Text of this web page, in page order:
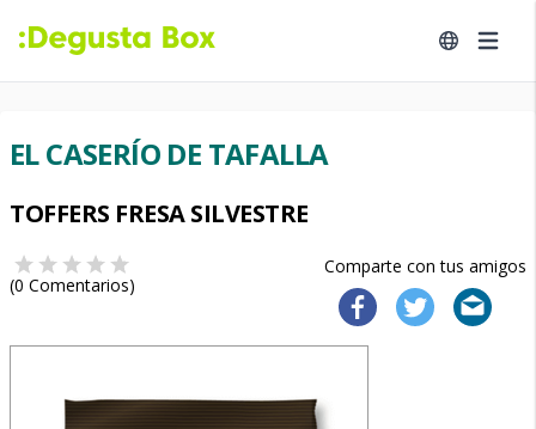
EL CASERÍO DE TAFALLA
TOFFERS FRESA SILVESTRE
Comparte con tus amigos
(0 Comentarios)